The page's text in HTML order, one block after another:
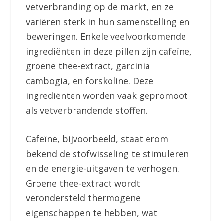
vetverbranding op de markt, en ze
variëren sterk in hun samenstelling en
beweringen. Enkele veelvoorkomende
ingrediënten in deze pillen zijn cafeïne,
groene thee-extract, garcinia
cambogia, en forskoline. Deze
ingrediënten worden vaak gepromoot
als vetverbrandende stoffen.
Cafeïne, bijvoorbeeld, staat erom
bekend de stofwisseling te stimuleren
en de energie-uitgaven te verhogen.
Groene thee-extract wordt
verondersteld thermogene
eigenschappen te hebben, wat